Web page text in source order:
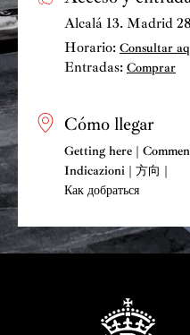
Alcalá 13. Madrid
Horario: Consultar
Entradas: Comprar
Cómo llegar
Getting here |
Indicazioni | 方向 |
Как добраться